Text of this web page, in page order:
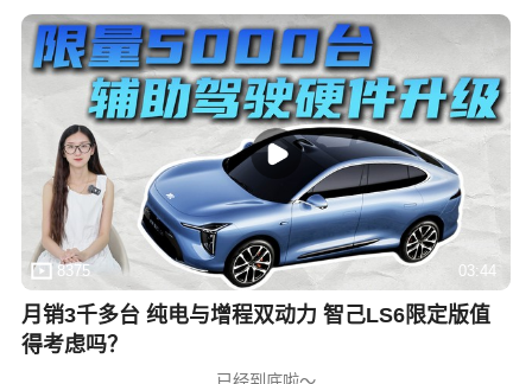
8375 03:44
月销3千多台 纯电与增程双动力 智己LS6限定版值
得考虑吗？